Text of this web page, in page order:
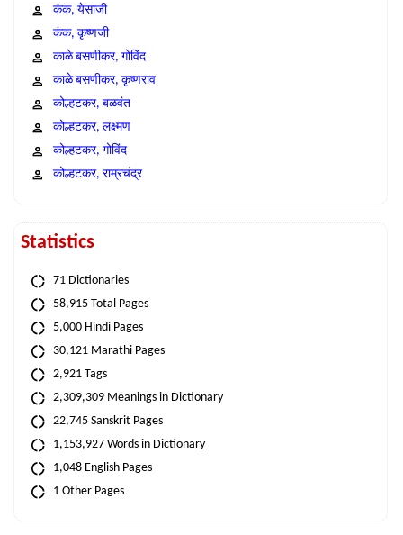
कंक, येसाजी
कंक, कृष्णजी
काळे बसणीकर, गोविंद
काळे बसणीकर, कृष्णराव
कोल्हटकर, बळवंत
कोल्हटकर, लक्ष्मण
कोल्हटकर, गोविंद
कोल्हटकर, राम्रचंद्र
Statistics
71 Dictionaries
58,915 Total Pages
5,000 Hindi Pages
30,121 Marathi Pages
2,921 Tags
2,309,309 Meanings in Dictionary
22,745 Sanskrit Pages
1,153,927 Words in Dictionary
1,048 English Pages
1 Other Pages